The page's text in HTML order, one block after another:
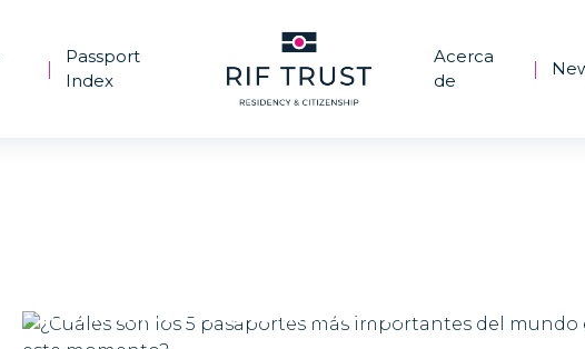
Passport
Index
Acerca
de
del mundo en este momento?